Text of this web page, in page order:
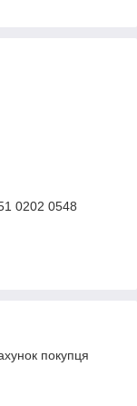
0202 0548
покупця